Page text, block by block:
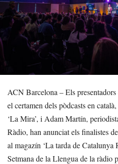
ACN Barcelona – Els
el certamen dels pòdcasts en
‘La Mira’, i Adam Martín,
Ràdio, han anunciat els finalistes
al magazín ‘La tarda de Catalunya
Setmana de la Llengua de la ràdio